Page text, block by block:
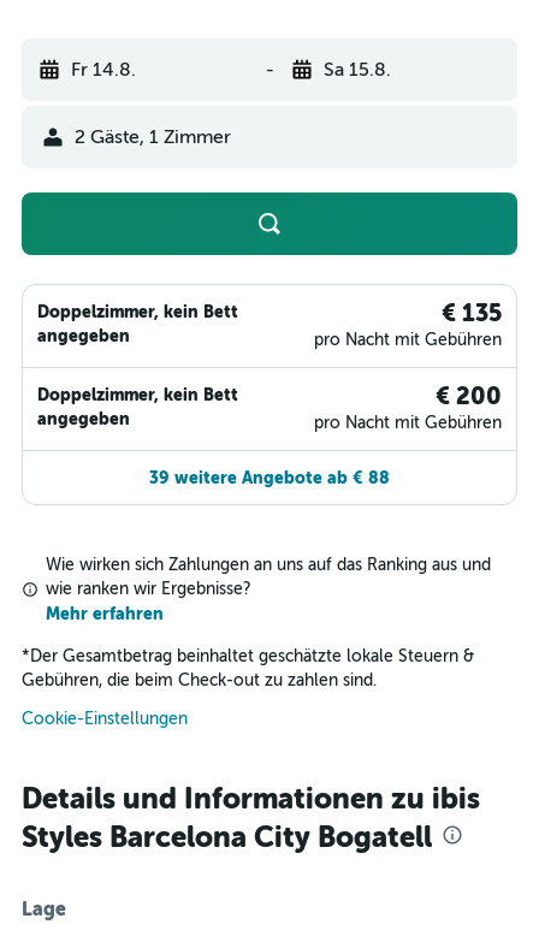
Fr 14.8. - Sa 15.8.
2 Gäste, 1 Zimmer
Doppelzimmer, kein Bett
angegeben
€ 135
pro Nacht mit Gebühren
Doppelzimmer, kein Bett
angegeben
€ 200
pro Nacht mit Gebühren
39 weitere Angebote ab € 88
Wie wirken sich Zahlungen an uns auf das Ranking aus und
wie ranken wir Ergebnisse?
Mehr erfahren
* Der Gesamtbetrag beinhaltet geschätzte lokale Steuern &
Gebühren, die beim Check-out zu zahlen sind.
Cookie-Einstellungen
Details und Informationen zu ibis
Styles Barcelona City Bogatell
Lage